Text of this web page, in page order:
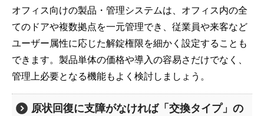
オフィス向けの製品・管理システムは、オフィス内の全
てのドアや複数拠点を一元管理でき、従業員や来客など
ユーザー属性に応じた解錠権限を細かく設定することも
できます。製品単体の価格や導入の容易さだけでなく、
管理上必要となる機能もよく検討しましょう。
原状回復に支障がなければ「交換タイプ」の